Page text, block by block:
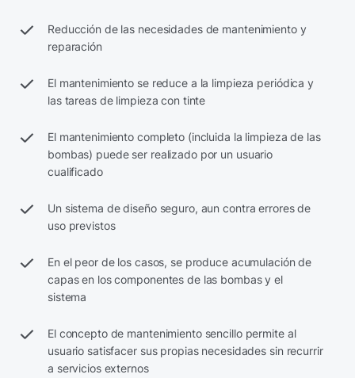
Reducción de las necesidades de mantenimiento y
reparación
El mantenimiento se reduce a la limpieza periódica y
las tareas de limpieza con tinte
El mantenimiento completo (incluida la limpieza de las
bombas) puede ser realizado por un usuario
cualificado
Un sistema de diseño seguro, aun contra errores de
uso previstos
En el peor de los casos, se produce acumulación de
capas en los componentes de las bombas y el
sistema
El concepto de mantenimiento sencillo permite al
usuario satisfacer sus propias necesidades sin recurrir
a servicios externos